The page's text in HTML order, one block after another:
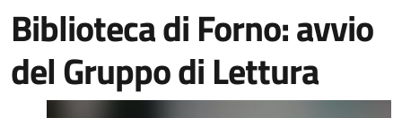
Biblioteca di Forno: avvio
del Gruppo di Lettura